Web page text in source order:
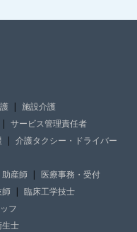
施設介護
サービス管理責任者
介護タクシー・ドライバー
助産師
医療事務・受付
師
臨床工学技士
フ
生士